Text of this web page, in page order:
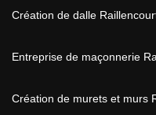
Création de dalle
Entreprise de maçonnerie
Création de murets et murs